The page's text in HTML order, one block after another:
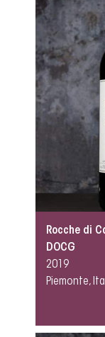
Rocche di
DOCG
2019
Piemonte,